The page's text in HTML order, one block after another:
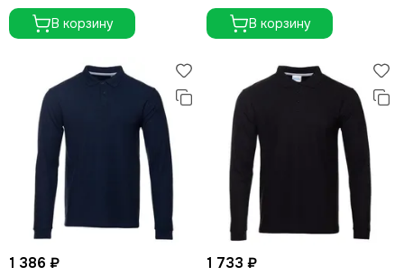
В корзину
В корзину
1 386 ₽ 1 733 ₽